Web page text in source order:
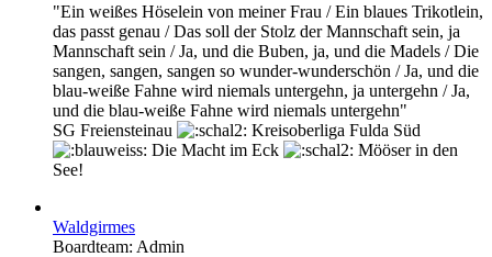
"Ein weißes Höselein von meiner Frau / Ein blaues Trikotlein,
das passt genau / Das soll der Stolz der Mannschaft sein, ja
Mannschaft sein / Ja, und die Buben, ja, und die Madels / Die
sangen, sangen, sangen so wunder-wunderschön /Ja, und die
blau-weiße Fahne wird niemals untergehn, ja untergehn / Ja,
und die blau-weiße Fahne wird niemals untergehn"
SG Freiensteinau
Kreisoberliga Fulda Süd
Die Macht im Eck
Mööser in den
See!
Waldgirmes
Boardteam: Admin